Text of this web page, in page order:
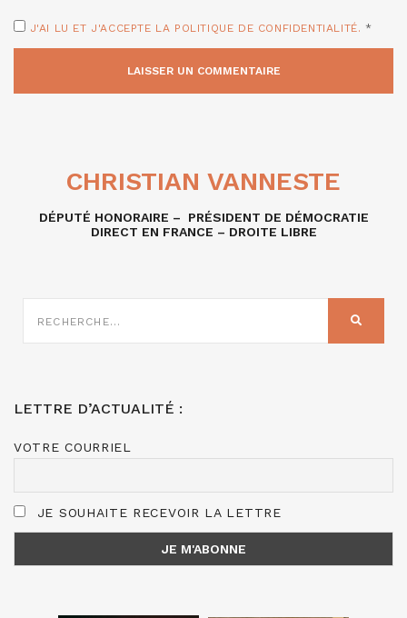
J'AI LU ET J'ACCEPTE LA POLITIQUE DE CONFIDENTIALITÉ. *
CHRISTIAN VANNESTE
DÉPUTÉ HONORAIRE – PRÉSIDENT DE DÉMOCRATIE
DIRECT EN FRANCE – DROITE LIBRE
SUR
LETTRE D’ACTUALITÉ :
VOTRE COURRIEL
JE SOUHAITE RECEVOIR LA LETTRE